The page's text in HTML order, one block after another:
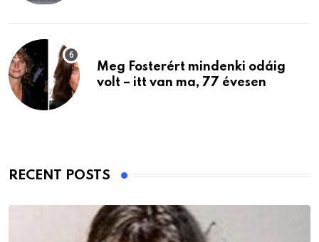
Meg Fosterért mindenki odáig
volt – itt van ma, 77 évesen
RECENT POSTS